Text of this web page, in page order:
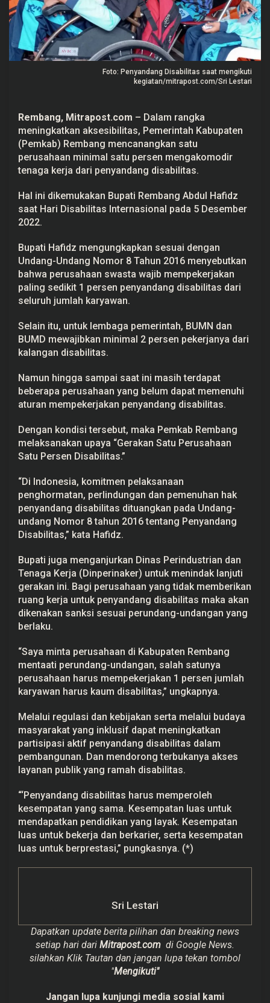
a
k
a
u
s
a
h
a
a
n
t
u
P
e
n
i
s
b
l
i
t
a
Foto: Penyandang Disabilitas saat mengikuti
kegiatan/mitrapost.com/Sri Lestari
Rembang, Mitrapost.com – Dalam rangka
meningkatkan aksesibilitas, Pemerintah Kabupaten
(Pemkab) Rembang mencanangkan satu
perusahaan minimal satu persen mengakomodir
tenaga kerja dari penyandang disabilitas.
Hal ini dikemukakan Bupati Rembang Abdul Hafidz
saat Hari Disabilitas Internasional pada 5 Desember
2022.
Bupati Hafidz mengungkapkan sesuai dengan
Undang-Undang Nomor 8 Tahun 2016 menyebutkan
bahwa perusahaan swasta wajib mempekerjakan
paling sedikit 1 persen penyandang disabilitas dari
seluruh jumlah karyawan.
Selain itu, untuk lembaga pemerintah, BUMN dan
BUMD mewajibkan minimal 2 persen pekerjanya dari
kalangan disabilitas.
Namun hingga sampai saat ini masih terdapat
beberapa perusahaan yang belum dapat memenuhi
aturan mempekerjakan penyandang disabilitas.
Dengan kondisi tersebut, maka Pemkab Rembang
melaksanakan upaya “Gerakan Satu Perusahaan
Satu Persen Disabilitas.”
“Di Indonesia, komitmen pelaksanaan
penghormatan, perlindungan dan pemenuhan hak
penyandang disabilitas dituangkan pada Undang-
undang Nomor 8 tahun 2016 tentang Penyandang
Disabilitas,” kata Hafidz.
Bupati juga menganjurkan Dinas Perindustrian dan
Tenaga Kerja (Dinperinaker) untuk menindak lanjuti
gerakan ini. Bagi perusahaan yang tidak memberikan
ruang kerja untuk penyandang disabilitas maka akan
dikenakan sanksi sesuai perundang-undangan yang
berlaku.
“Saya minta perusahaan di Kabupaten Rembang
mentaati perundang-undangan, salah satunya
perusahaan harus mempekerjakan 1 persen jumlah
karyawan harus kaum disabilitas,” ungkapnya.
Melalui regulasi dan kebijakan serta melalui budaya
masyarakat yang inklusif dapat meningkatkan
partisipasi aktif penyandang disabilitas dalam
pembangunan. Dan mendorong terbukanya akses
layanan publik yang ramah disabilitas.
“‘Penyandang disabilitas harus memperoleh
kesempatan yang sama. Kesempatan luas untuk
mendapatkan pendidikan yang layak. Kesempatan
luas untuk bekerja dan berkarier, serta kesempatan
luas untuk berprestasi,” pungkasnya. (*)
Sri Lestari
Dapatkan update berita pilihan dan breaking news
setiap hari dari Mitrapost.com di Google News.
silahkan Klik Tautan dan jangan lupa tekan tombol
"Mengikuti"
Jangan lupa kunjungi media sosial kami